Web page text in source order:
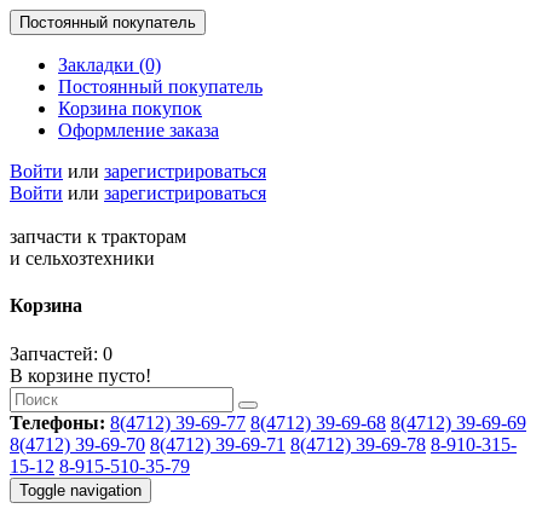
Постоянный покупатель
Закладки (0)
Постоянный покупатель
Корзина покупок
Оформление заказа
Войти или зарегистрироваться
Войти или зарегистрироваться
запчасти к тракторам
и сельхозтехники
Корзина
Запчастей: 0
В корзине пусто!
Телефоны: 8(4712) 39-69-77 8(4712) 39-69-68 8(4712) 39-69-69
8(4712) 39-69-70 8(4712) 39-69-71 8(4712) 39-69-78 8-910-315-
15-12 8-915-510-35-79
Toggle navigation